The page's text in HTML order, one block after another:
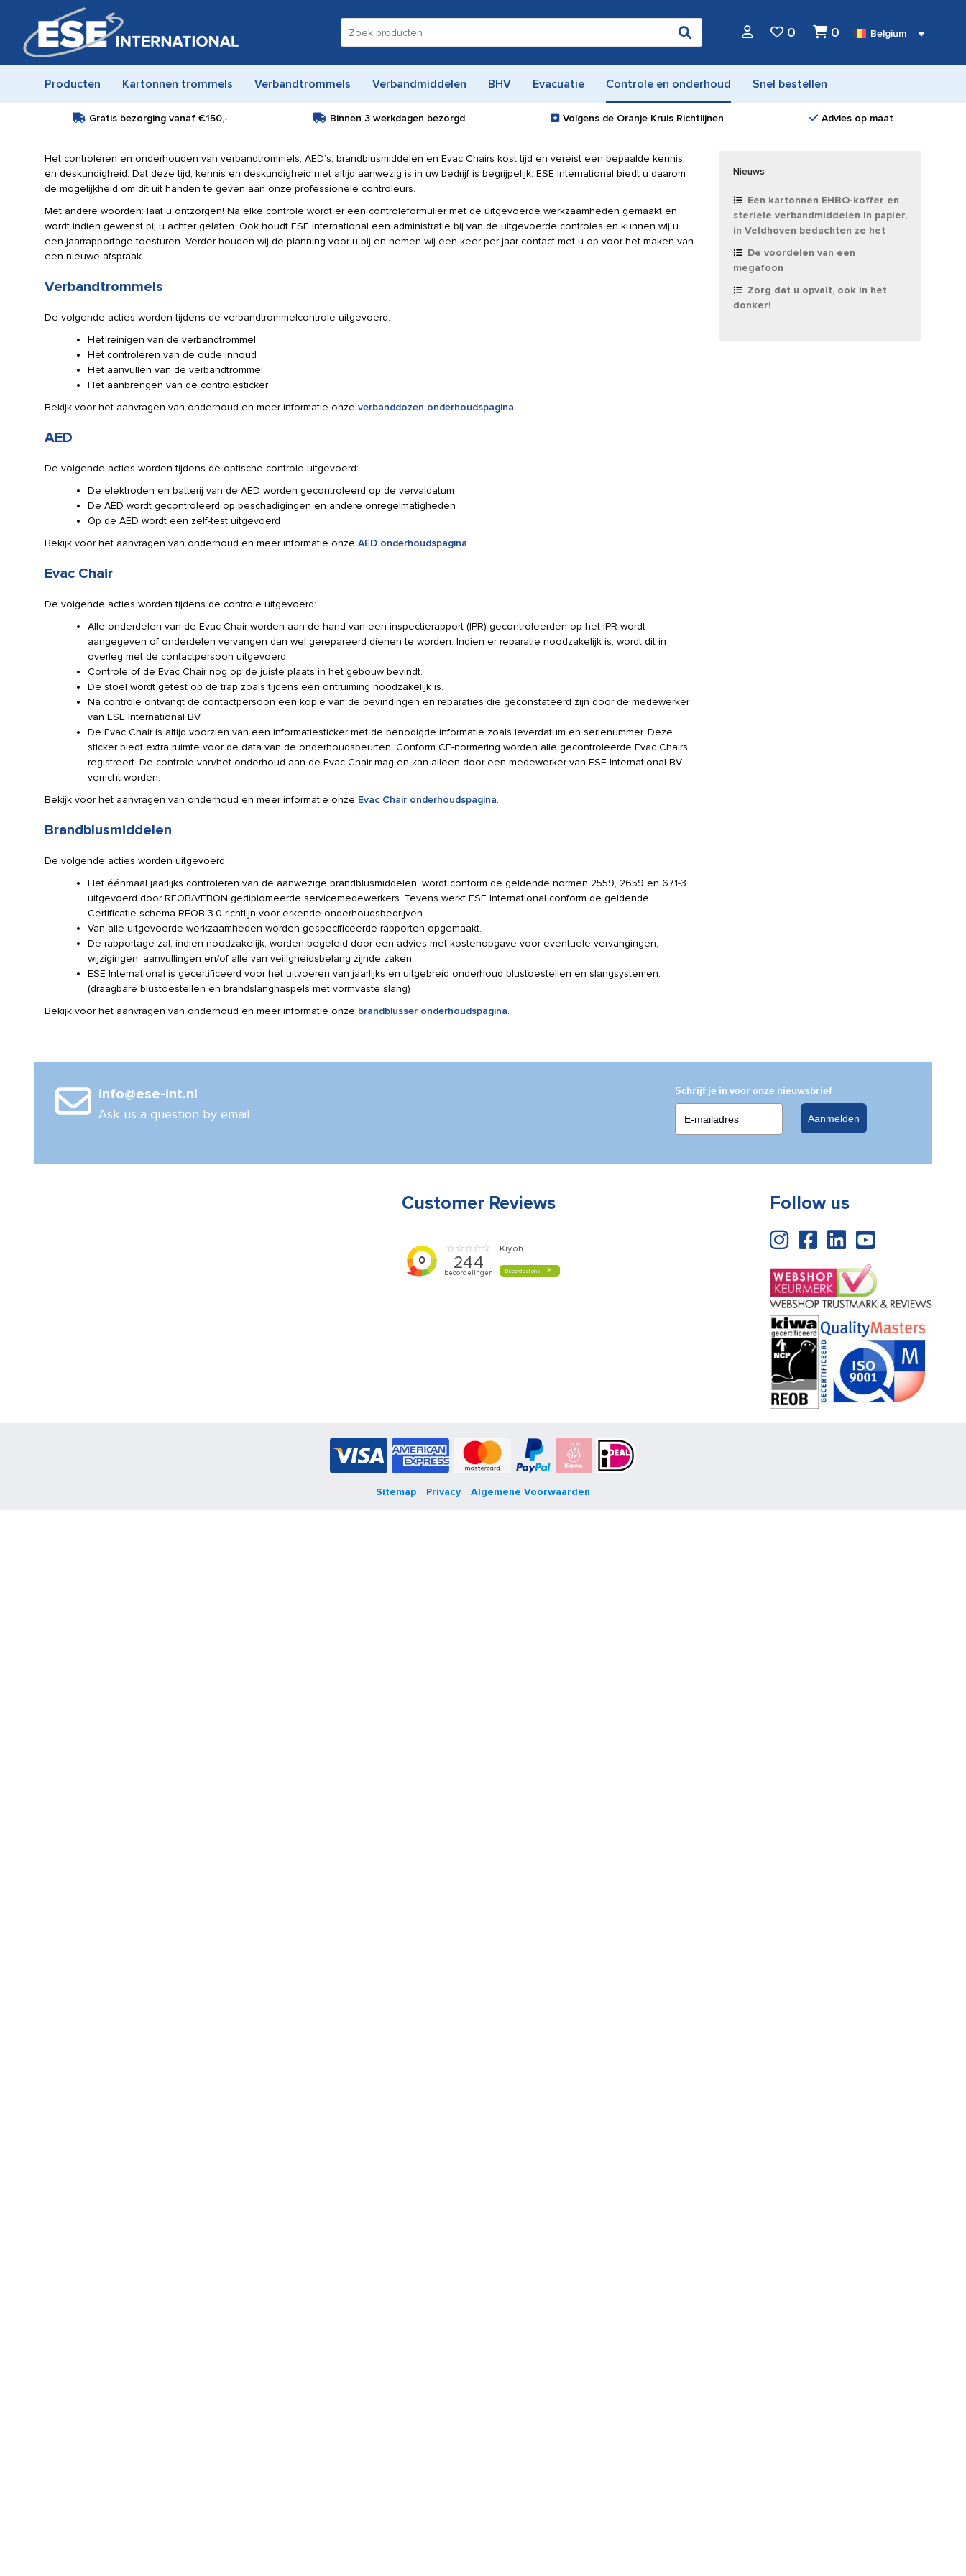
naar:
0 0 Belgium
Producten Kartonnen trommels Verbandtrommels Verbandmiddelen BHV Evacuatie Controle en onderhoud Snel bestellen
Gratis bezorging vanaf€150,- Binnen 3 werkdagen bezorgd Volgens de Oranje Kruis Richtlijnen Advies op maat
Het controleren en onderhouden van verbandtrommels, AED’s, brandblusmiddelen en Evac Chairs kost tijd en vereist een bepaalde kennis
en deskundigheid. Dat deze tijd, kennis en deskundigheid niet altijd aanwezig is in uw bedrijf is begrijpelijk. ESE International biedt u daarom
de mogelijkheid om dit uit handen te geven aan onze professionele controleurs.
Met andere woorden: laat u ontzorgen! Na elke controle wordt er een controleformulier met de uitgevoerde werkzaamheden gemaakt en
wordt indien gewenst bij u achter gelaten. Ook houdt ESE International een administratie bij van de uitgevoerde controles en kunnen wij u
een jaarrapportage toesturen. Verder houden wij de planning voor u bij en nemen wij een keer per jaar contact met u op voor het maken van
een nieuwe afspraak.
Verbandtrommels
De volgende acties worden tijdens de verbandtrommelcontrole uitgevoerd:
Het reinigen van de verbandtrommel
Het controleren van de oude inhoud
Het aanvullen van de verbandtrommel
Het aanbrengen van de controlesticker
Bekijk voor het aanvragen van onderhoud en meer informatie onze verbanddozen onderhoudspagina.
AED
De volgende acties worden tijdens de optische controle uitgevoerd:
De elektroden en batterij van de AED worden gecontroleerd op de vervaldatum
De AED wordt gecontroleerd op beschadigingen en andere onregelmatigheden
Op de AED wordt een zelf-test uitgevoerd
Bekijk voor het aanvragen van onderhoud en meer informatie onze AED onderhoudspagina.
Evac Chair
De volgende acties worden tijdens de controle uitgevoerd:
Alle onderdelen van de Evac Chair worden aan de hand van een inspectierapport (IPR) gecontroleerden op het IPR wordt
aangegeven of onderdelen vervangen dan wel gerepareerd dienen te worden. Indien er reparatie noodzakelijk is, wordt dit in
overleg met de contactpersoon uitgevoerd.
Controle of de Evac Chair nog op de juiste plaats in het gebouw bevindt.
De stoel wordt getest op de trap zoals tijdens een ontruiming noodzakelijk is.
Na controle ontvangt de contactpersoon een kopie van de bevindingen en reparaties die geconstateerd zijn door de medewerker
van ESE International BV.
De Evac Chair is altijd voorzien van een informatiesticker met de benodigde informatie zoals leverdatum en serienummer. Deze
sticker biedt extra ruimte voor de data van de onderhoudsbeurten. Conform CE-normering worden alle gecontroleerde Evac Chairs
registreert. De controle van/het onderhoud aan de Evac Chair mag en kan alleen door een medewerker van ESE International BV
verricht worden.
Bekijk voor het aanvragen van onderhoud en meer informatie onze Evac Chair onderhoudspagina.
Brandblusmiddelen
De volgende acties worden uitgevoerd:
Het éénmaal jaarlijks controleren van de aanwezige brandblusmiddelen, wordt conform de geldende normen 2559, 2659 en 671-3
uitgevoerd door REOB/VEBON gediplomeerde servicemedewerkers. Tevens werkt ESE International conform de geldende
Certificatie schema REOB 3.0 richtlijn voor erkende onderhoudsbedrijven.
Van alle uitgevoerde werkzaamheden worden gespecificeerde rapporten opgemaakt.
De rapportage zal, indien noodzakelijk, worden begeleid door een advies met kostenopgave voor eventuele vervangingen,
wijzigingen, aanvullingen en/of alle van veiligheidsbelang zijnde zaken.
ESE International is gecertificeerd voor het uitvoeren van jaarlijks en uitgebreid onderhoud blustoestellen en slangsystemen.
(draagbare blustoestellen en brandslanghaspels met vormvaste slang)
Bekijk voor het aanvragen van onderhoud en meer informatie onze brandblusser onderhoudspagina.
Nieuws
Een kartonnen EHBO-koffer en
steriele verbandmiddelen in papier,
in Veldhoven bedachten ze het
De voordelen van een
megafoon
Zorg dat u opvalt, ook in het
donker!
info@ese-int.nl
Ask us a question by email
Schrijf je in voor onze nieuwsbrief
Aanmelden
Customer Reviews Follow us
Sitemap Privacy Algemene Voorwaarden